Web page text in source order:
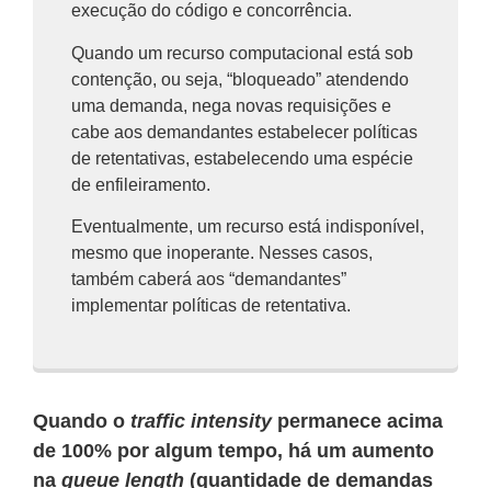
execução do código e concorrência.
Quando um recurso computacional está sob
contenção, ou seja, “bloqueado” atendendo
uma demanda, nega novas requisições e
cabe aos demandantes estabelecer políticas
de retentativas, estabelecendo uma espécie
de enfileiramento.
Eventualmente, um recurso está indisponível,
mesmo que inoperante. Nesses casos,
também caberá aos “demandantes”
implementar políticas de retentativa.
Quando o traffic intensitypermanece acima
de 100% por algum tempo, há um aumento
na queue length (quantidade de demandas